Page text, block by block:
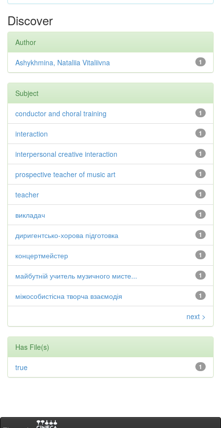
Discover
Author
1
Ashykhmina, Nataliia Vitaliivna
Subject
1
conductor and choral training
1
interaction
1
interpersonal creative interaction
1
prospective teacher of music art
1
teacher
1
викладач
1
диригентсько-хорова підготовка
1
концертмейстер
1
майбутній учитель музичного мисте...
1
міжособистісна творча взаємодія
next >
Has File(s)
1
true